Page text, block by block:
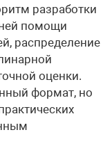
разработки
помощи
распределение
оценки.
формат, но